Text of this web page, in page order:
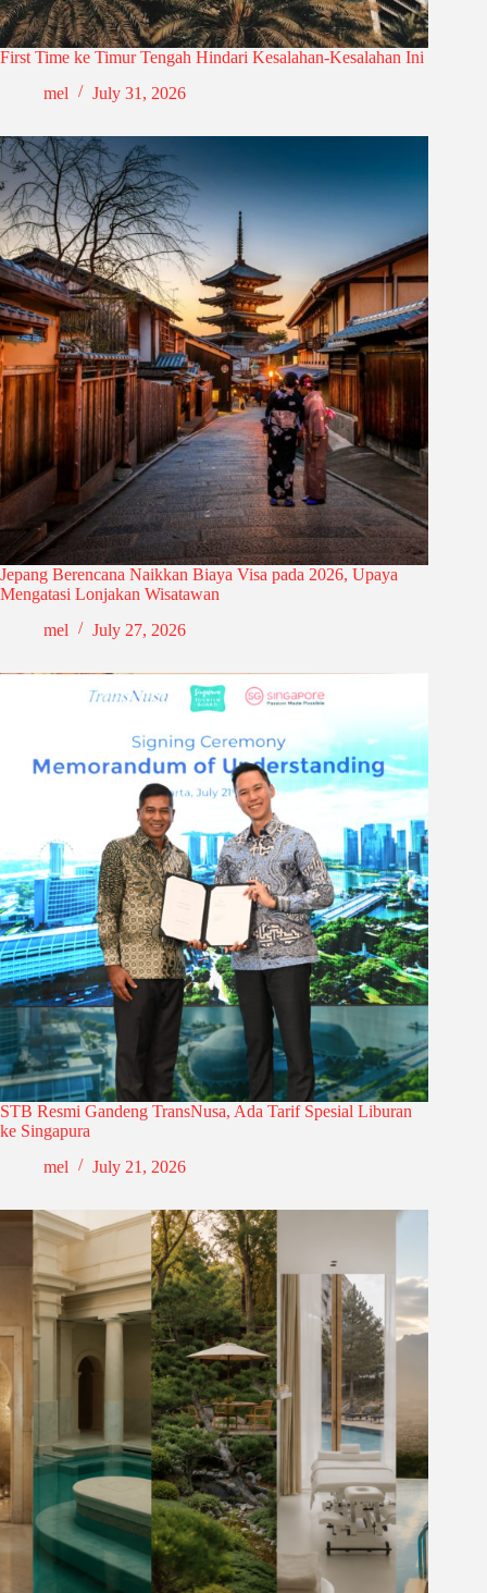
First Time ke Timur Tengah Hindari Kesalahan-Kesalahan Ini
mel
July 31, 2026
Jepang Berencana Naikkan Biaya Visa pada 2026, Upaya
Mengatasi Lonjakan Wisatawan
mel
July 27, 2026
STB Resmi Gandeng TransNusa, Ada Tarif Spesial Liburan
ke Singapura
mel
July 21, 2026